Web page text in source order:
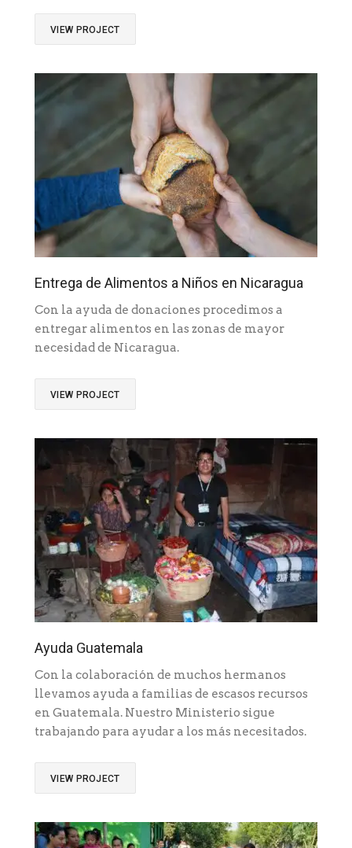
VIEW PROJECT
Entrega de Alimentos a Niños en Nicaragua
Con la ayuda de donaciones procedimos a
entregar alimentos en las zonas de mayor
necesidad de Nicaragua.
VIEW PROJECT
Ayuda Guatemala
Con la colaboración de muchos hermanos
llevamos ayuda a familias de escasos recursos
en Guatemala. Nuestro Ministerio sigue
trabajando para ayudar a los más necesitados.
VIEW PROJECT